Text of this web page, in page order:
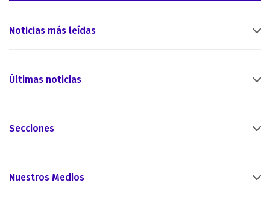
Noticias más leídas
Últimas noticias
Secciones
Nuestros Medios